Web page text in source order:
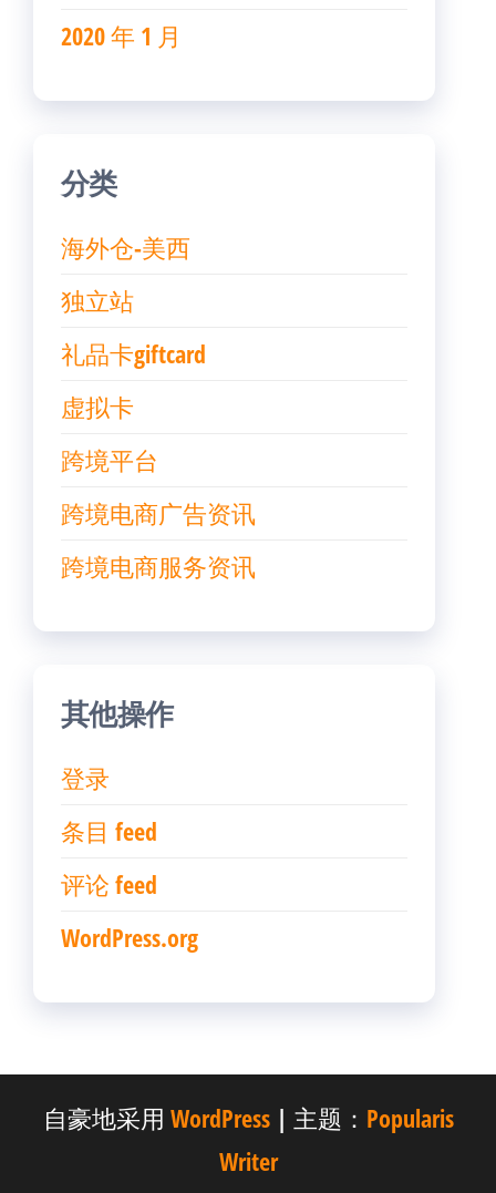
2020 年 1 月
分类
海外仓-美西
独立站
礼品卡giftcard
虚拟卡
跨境平台
跨境电商广告资讯
跨境电商服务资讯
其他操作
登录
条目 feed
评论 feed
WordPress.org
自豪地采用 WordPress | 主题： Popularis
Writer